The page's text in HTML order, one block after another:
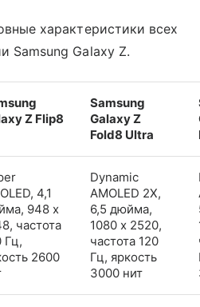
характеристики всех
Samsung Galaxy Z.
Z Flip8
Samsung
Galaxy Z
Fold8 Ultra
4,1
948 x
частота
Гц,
2600
Dynamic
AMOLED 2X,
6,5 дюйма,
1080 x 2520,
частота 120
Гц, яркость
3000 нит